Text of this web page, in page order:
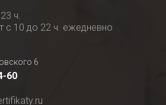
ч.
с 10 до 22 ч. ежедневно
6
60